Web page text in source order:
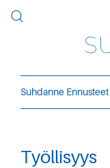
Suhdanne Ennusteet
Työllisyys